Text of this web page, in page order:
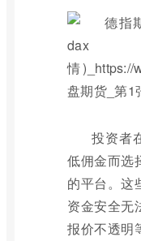
投资者
低佣金而选
的平台。这
资金安全无
报价不透明